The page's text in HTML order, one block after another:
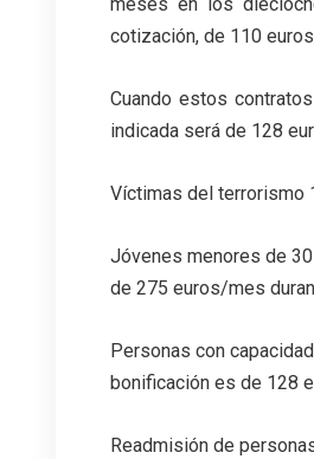
cotización, de 110
Cuando estos
indicada será de 128
Víctimas del terrorismo
Jóvenes menores de
de 275 euros/mes
Personas con
bonificación es de 128
Readmisión de